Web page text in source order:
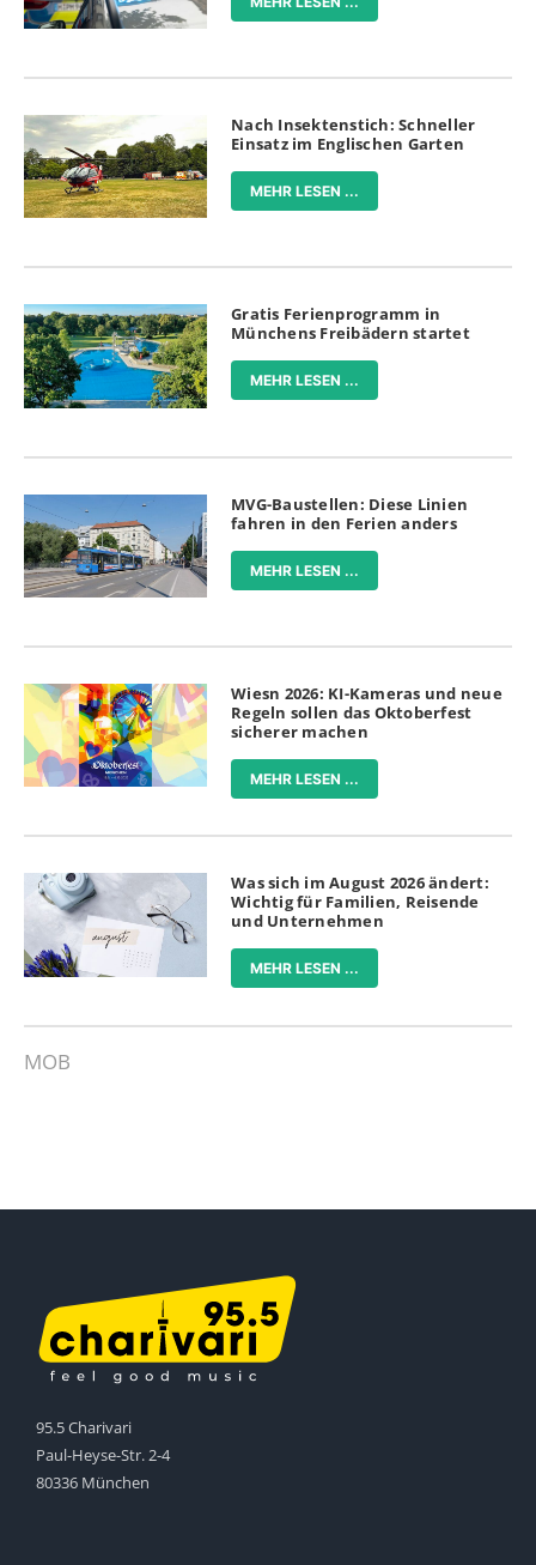
Nach Insektenstich: Schneller
Einsatz im Englischen Garten
MEHR LESEN ...
Gratis Ferienprogramm in
Münchens Freibädern startet
MEHR LESEN ...
MVG-Baustellen: Diese Linien
fahren in den Ferien anders
MEHR LESEN ...
Wiesn 2026: KI-Kameras und neue
Regeln sollen das Oktoberfest
sicherer machen
MEHR LESEN ...
Was sich im August 2026 ändert:
Wichtig für Familien, Reisende
und Unternehmen
MEHR LESEN ...
MOB
95.5 Charivari
Paul-Heyse-Str. 2-4
80336 München